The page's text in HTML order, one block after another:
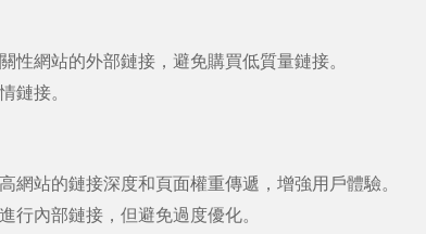
性網站的外部鏈接，避免購買低質量鏈接。
鏈接。
網站的鏈接深度和頁面權重傳遞，增強用戶體驗。
行內部鏈接，但避免過度優化。